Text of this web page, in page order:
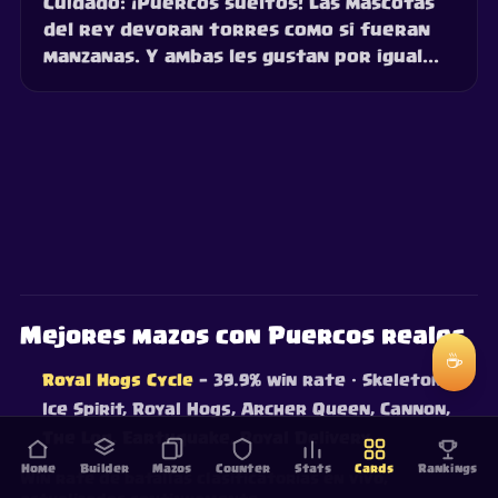
Cuidado: ¡Puercos sueltos! Las mascotas
del rey devoran torres como si fueran
manzanas. Y ambas les gustan por igual...
Home Builder Mazos Counter Stats Cards Rankings
Mejores mazos con Puercos reales
Royal Hogs Cycle — 39.9% win rate · Skeletons,
Ice Spirit, Royal Hogs, Archer Queen, Cannon,
The Log, Earthquake, Royal Delivery
☕